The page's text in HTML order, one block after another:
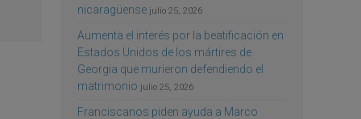
nicaragüense julio 25, 2026
Aumenta el interés por la beatificación en
Estados Unidos de los mártires de
Georgia que murieron defendiendo el
matrimonio julio 25, 2026
Franciscanos piden ayuda a Marco